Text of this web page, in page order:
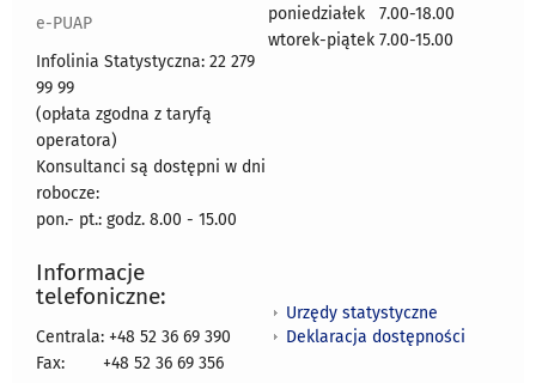
e-PUAP
Infolinia Statystyczna: 22 279
99 99
(opłata zgodna z taryfą
operatora)
Konsultanci są dostępni w dni
robocze:
pon.- pt.: godz. 8.00 - 15.00
poniedziałek 7.00-18.00
wtorek-piątek 7.00-15.00
Informacje
telefoniczne:
Centrala: +48 52 36 69 390
Fax:
+48 52 36 69 356
Urzędy statystyczne
Deklaracja dostępności